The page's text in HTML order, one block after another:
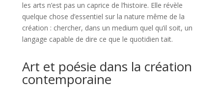
les arts n’est pas un caprice de l’histoire. Elle révèle
quelque chose d’essentiel sur la nature même de la
création : chercher, dans un medium quel qu’il soit, un
langage capable de dire ce que le quotidien tait.
Art et poésie dans la création
contemporaine